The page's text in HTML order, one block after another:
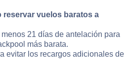
vuelos baratos a
21 días de antelación para
más barata.
evitar los recargos adicionales de